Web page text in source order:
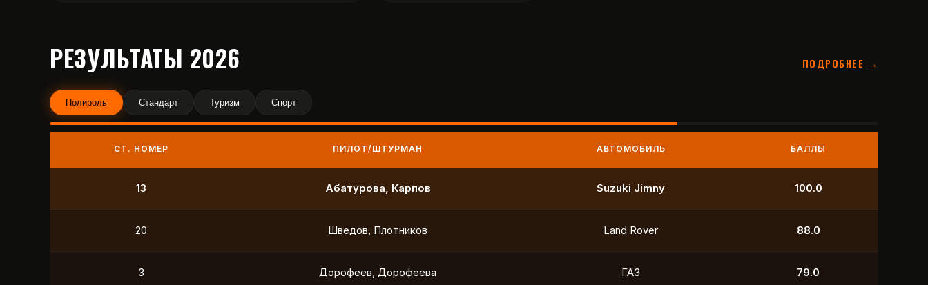
РЕЗУЛЬТАТЫ 2026 ПОДРОБНЕЕ →
Полироль Стандарт Туризм Спорт
СТ. НОМЕР ПИЛОТ/ШТУРМАН АВТОМОБИЛЬ БАЛЛЫ
9 Маслов, Ходько УАЗ 250.0
21 Чистяков, Петухов УАЗ 211.0
12 Охотников, Фердман Toyota 118.5